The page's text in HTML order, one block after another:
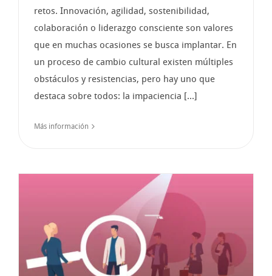
retos. Innovación, agilidad, sostenibilidad,
colaboración o liderazgo consciente son valores
que en muchas ocasiones se busca implantar. En
un proceso de cambio cultural existen múltiples
obstáculos y resistencias, pero hay uno que
destaca sobre todos: la impaciencia [...]
Más información